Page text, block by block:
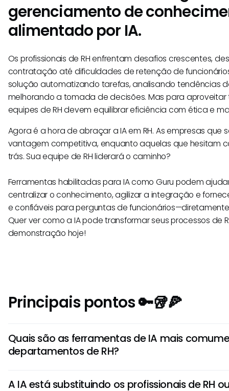
gerenciamento de
alimentado por IA.
Os profissionais de RH enfrentam desafios crescentes,
contratação até dificuldades de retenção de
solução automatizando tarefas, analisando tendências
melhorando a tomada de decisões. Mas para aproveitar
equipes de RH devem equilibrar eficiência com ética e
Agora é a hora de abraçar a IA em RH. As empresas
vantagem competitiva, enquanto aquelas que hesitam
trás. Sua equipe de RH liderará o caminho?
Ferramentas habilitadas para IA como Guru podem
centralizar o conhecimento, agilizar a integração e
e confiáveis para perguntas de
Quer ver como a IA pode transformar seus processos de
demonstração hoje!
Principais pontos 🔑🥡🍕
Quais são as ferramentas de IA mais
departamentos de RH?
triagem de currículos, chatbots para engajamento de
A IA está substituindo os profissionais de RH